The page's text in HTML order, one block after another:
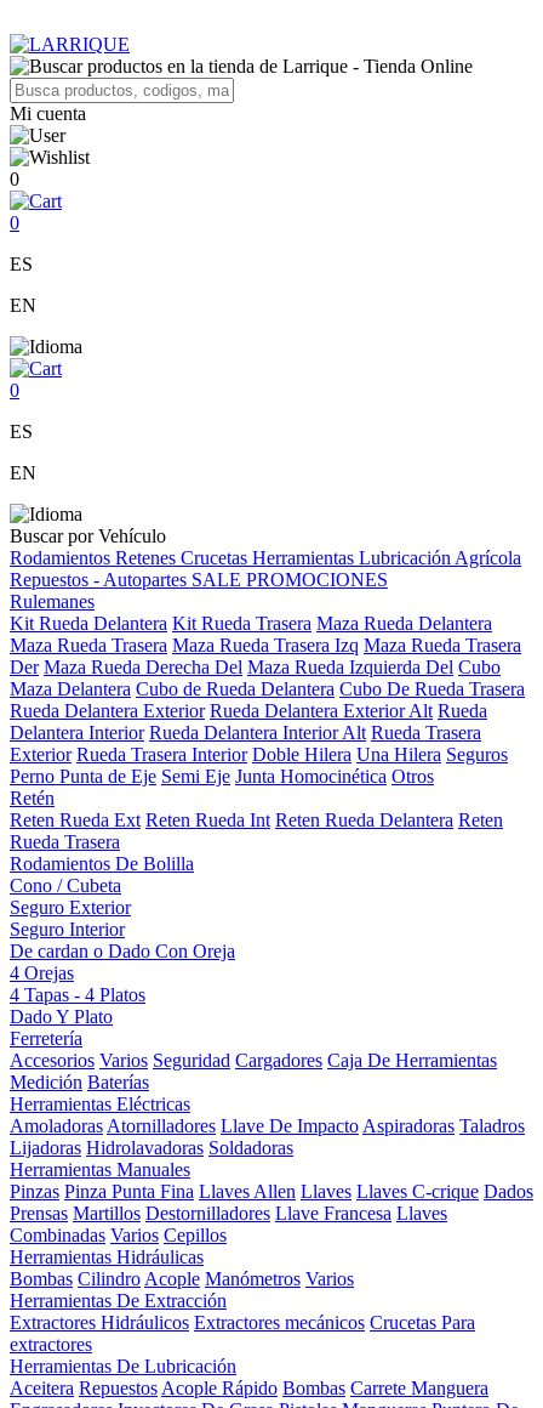
Mi cuenta
0
0
ES
EN
0
ES
EN
Buscar por Vehículo
Rodamientos Retenes Crucetas Herramientas Lubricación Agrícola
Repuestos - Autopartes SALE PROMOCIONES
Rulemanes
Kit Rueda Delantera Kit Rueda Trasera Maza Rueda Delantera
Maza Rueda Trasera Maza Rueda Trasera Izq Maza Rueda Trasera
Der Maza Rueda Derecha Del Maza Rueda Izquierda Del Cubo
Maza Delantera Cubo de Rueda Delantera Cubo De Rueda Trasera
Rueda Delantera Exterior Rueda Delantera Exterior Alt Rueda
Delantera Interior Rueda Delantera Interior Alt Rueda Trasera
Exterior Rueda Trasera Interior Doble Hilera Una Hilera Seguros
Perno Punta de Eje Semi Eje Junta Homocinética Otros
Retén
Reten Rueda Ext Reten Rueda Int Reten Rueda Delantera Reten
Rueda Trasera
Rodamientos De Bolilla
Cono / Cubeta
Seguro Exterior
Seguro Interior
De cardan o Dado Con Oreja
4 Orejas
4 Tapas - 4 Platos
Dado Y Plato
Ferretería
Accesorios Varios Seguridad Cargadores Caja De Herramientas
Medición Baterías
Herramientas Eléctricas
Amoladoras Atornilladores Llave De Impacto Aspiradoras Taladros
Lijadoras Hidrolavadoras Soldadoras
Herramientas Manuales
Pinzas Pinza Punta Fina Llaves Allen Llaves Llaves C-crique Dados
Prensas Martillos Destornilladores Llave Francesa Llaves
Combinadas Varios Cepillos
Herramientas Hidráulicas
Bombas Cilindro Acople Manómetros Varios
Herramientas De Extracción
Extractores Hidráulicos Extractores mecánicos Crucetas Para
extractores
Herramientas De Lubricación
Aceitera Repuestos Acople Rápido Bombas Carrete Manguera